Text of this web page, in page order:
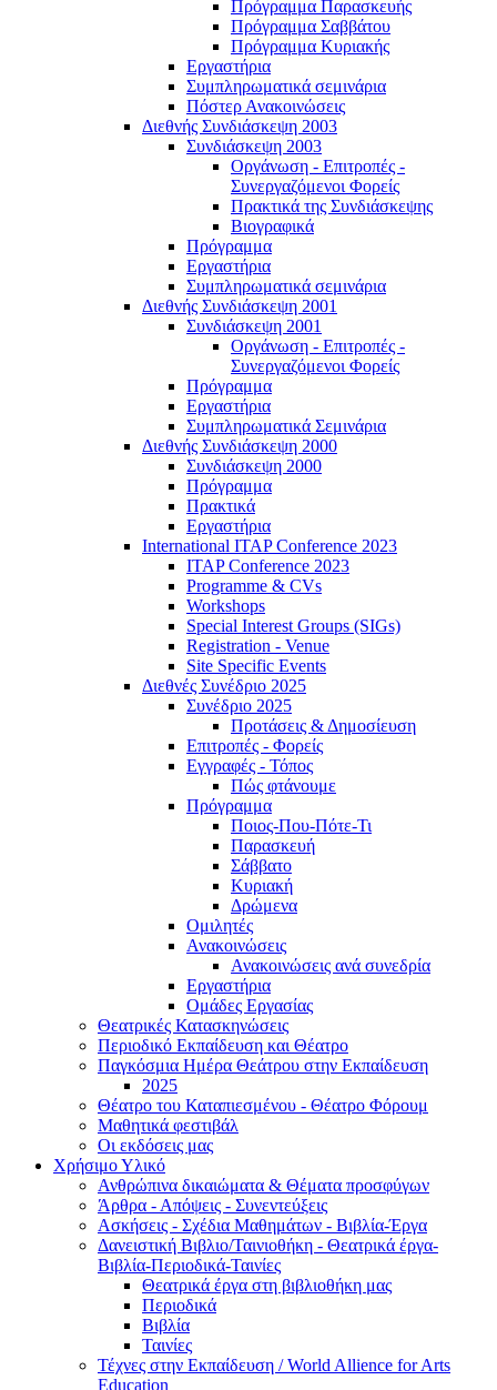
Πρόγραμμα Παρασκευής
Πρόγραμμα Σαββάτου
Πρόγραμμα Κυριακής
Εργαστήρια
Συμπληρωματικά σεμινάρια
Πόστερ Ανακοινώσεις
Διεθνής Συνδιάσκεψη 2003
Συνδιάσκεψη 2003
Οργάνωση - Επιτροπές -
Συνεργαζόμενοι Φορείς
Πρακτικά της Συνδιάσκεψης
Βιογραφικά
Πρόγραμμα
Εργαστήρια
Συμπληρωματικά σεμινάρια
Διεθνής Συνδιάσκεψη 2001
Συνδιάσκεψη 2001
Οργάνωση - Επιτροπές -
Συνεργαζόμενοι Φορείς
Πρόγραμμα
Εργαστήρια
Συμπληρωματικά Σεμινάρια
Διεθνής Συνδιάσκεψη 2000
Συνδιάσκεψη 2000
Πρόγραμμα
Πρακτικά
Εργαστήρια
International ITAP Conference 2023
ITAP Conference 2023
Programme & CVs
Workshops
Special Interest Groups (SIGs)
Registration - Venue
Site Specific Events
Διεθνές Συνέδριο 2025
Συνέδριο 2025
Προτάσεις & Δημοσίευση
Επιτροπές - Φορείς
Εγγραφές - Τόπος
Πώς φτάνουμε
Πρόγραμμα
Ποιος-Που-Πότε-Τι
Παρασκευή
Σάββατο
Κυριακή
Δρώμενα
Ομιλητές
Ανακοινώσεις
Ανακοινώσεις ανά συνεδρία
Εργαστήρια
Ομάδες Εργασίας
Θεατρικές Κατασκηνώσεις
Περιοδικό Εκπαίδευση και Θέατρο
Παγκόσμια Ημέρα Θεάτρου στην Εκπαίδευση
2025
Θέατρο του Καταπιεσμένου - Θέατρο Φόρουμ
Μαθητικά φεστιβάλ
Οι εκδόσεις μας
Χρήσιμο Υλικό
Ανθρώπινα δικαιώματα & Θέματα προσφύγων
Άρθρα - Απόψεις - Συνεντεύξεις
Ασκήσεις - Σχέδια Μαθημάτων - Βιβλία-Έργα
Δανειστική Βιβλιο/Ταινιοθήκη - Θεατρικά έργα-
Βιβλία-Περιοδικά-Ταινίες
Θεατρικά έργα στη βιβλιοθήκη μας
Περιοδικά
Βιβλία
Ταινίες
Τέχνες στην Εκπαίδευση / World Allience for Arts
Education